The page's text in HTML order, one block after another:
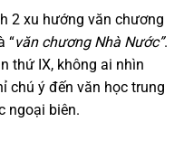
2 xu hướng văn chương
“văn chương Nhà Nước”.
thứ IX, không ai nhìn
chú ý đến văn học trung
ngoại biên.